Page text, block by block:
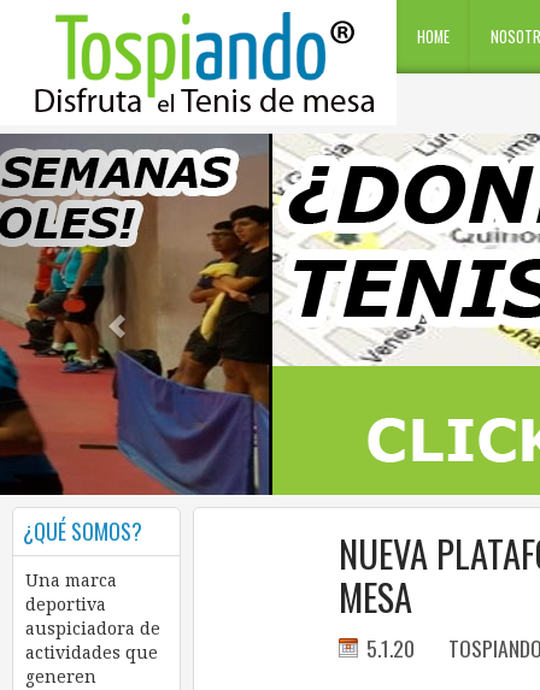
HOME
¿QUÉ SOMOS?
Una marca
deportiva
auspiciadora de
actividades que
generen
NUEVA
MESA
5.1.20